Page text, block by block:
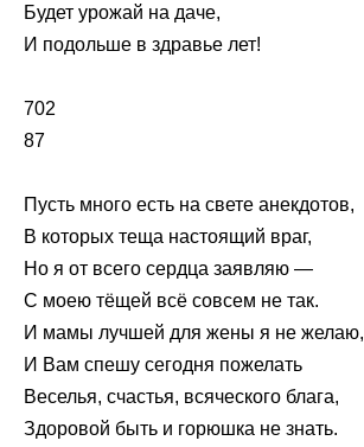
Будет урожай на даче,
И подольше в здравье лет!
702
87
Пусть много есть на свете анекдотов,
В которых теща настоящий враг,
Но я от всего сердца заявляю —
С моею тёщей всё совсем не так.
И мамы лучшей для жены я не желаю,
И Вам спешу сегодня пожелать
Веселья, счастья, всяческого блага,
Здоровой быть и горюшка не знать.